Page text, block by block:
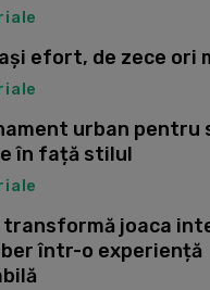
efort, de zece ori
urban pentru
în față stilul
transformă joaca
într-o experiență